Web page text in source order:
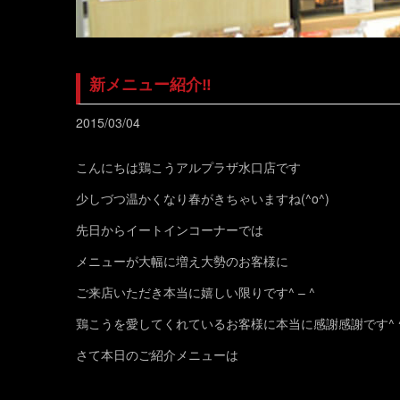
新メニュー紹介‼
2015/03/04
こんにちは鶏こうアルプラザ水口店です
少しづつ温かくなり春がきちゃいますね(^o^)
先日からイートインコーナーでは
メニューが大幅に増え大勢のお客様に
ご来店いただき本当に嬉しい限りです^ – ^
鶏こうを愛してくれているお客様に本当に感謝感謝です^
さて本日のご紹介メニューは